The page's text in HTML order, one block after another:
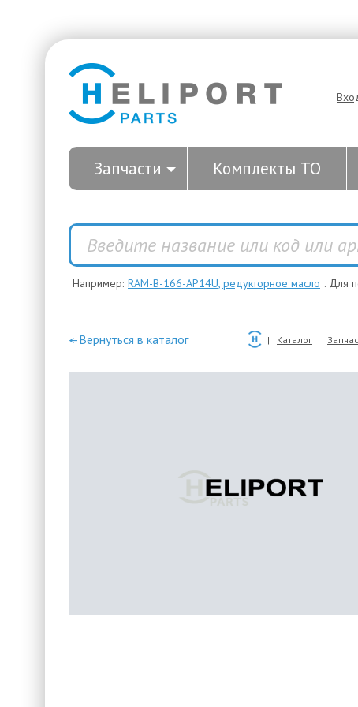
Запчасти Комплекты ТО
Например: RAM-B-166-AP14U, редукторное масло . Для
—Вернуться в каталог Каталог